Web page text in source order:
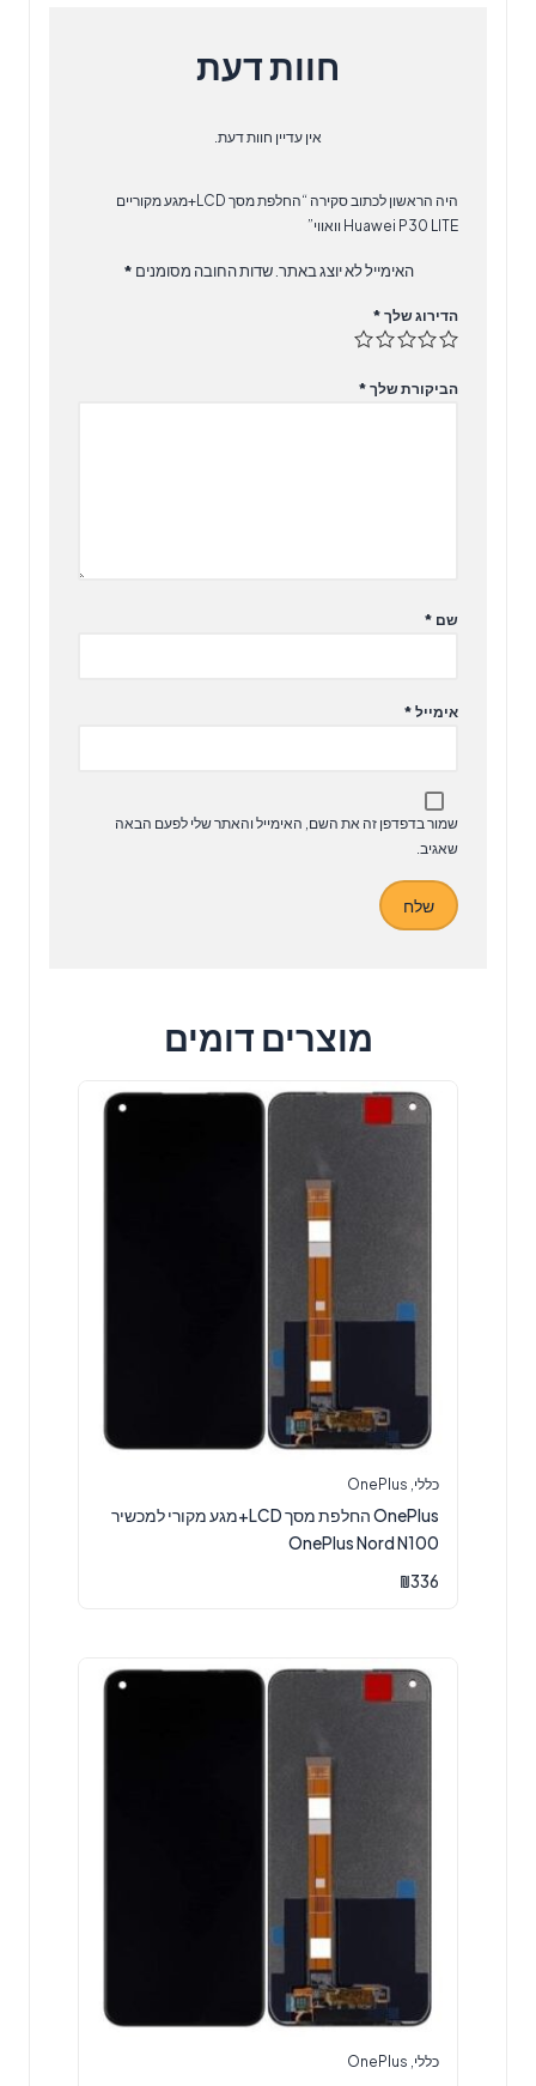
חוות דעת
אין עדיין חוות דעת.
היה הראשון לכתוב סקירה “​החלפת מסך LCD+מגע מקוריים
Huawei P30 LITE וואווי”
האימייל לא יוצג באתר. שדות החובה מסומנים *
הדירוג שלך *
הביקורת שלך *
שם *
אימייל *
שמור בדפדפן זה את השם, האימייל והאתר שלי לפעם הבאה
שאגיב.
מוצרים דומים
כללי OnePlus
OnePlus החלפת מסך LCD+מגע מקורי למכשיר
OnePlus Nord N100
₪336
כללי OnePlus